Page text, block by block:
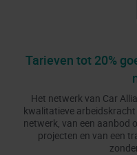
Tarieven tot 20%
Het netwerk van Car
kwalitatieve
netwerk, van een aanbod
projecten en van een